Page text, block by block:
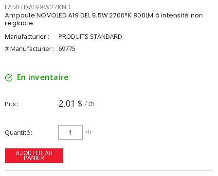
LAMLEDA199W27KND
Ampoule NOVOLED A19 DEL 9.5W 2700°K 800LM à intensité non
réglable
Manufacturier :
PRODUITS STANDARD
# Manufacturier : 69775
En inventaire
Prix 2,01 $ / ch
Quantité ch
AJOUTER AU
PANIER